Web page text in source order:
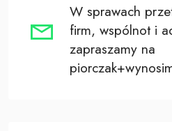
W sprawach
firm, wspólnot i
zapraszamy na